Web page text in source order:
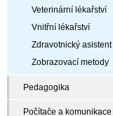
Veterinární lékařství
Vnitřní lékařství
Zdravotnický asistent
Zobrazovací metody
Pedagogika
Počítače a komunikace